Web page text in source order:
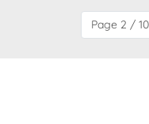
Page 2 / 10